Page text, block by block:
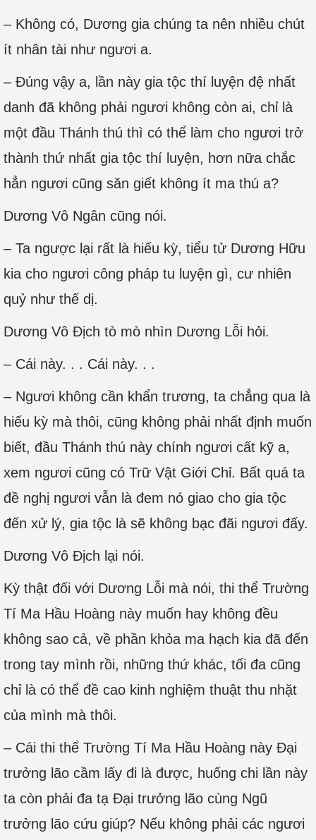
– Không có, Dương gia chúng ta nên nhiều chút
ít nhân tài như ngươi a.
– Đúng vậy a, lần này gia tộc thí luyện đệ nhất
danh đã không phải ngươi không còn ai, chỉ là
một đầu Thánh thú thì có thể làm cho ngươi trở
thành thứ nhất gia tộc thí luyện, hơn nữa chắc
hẳn ngươi cũng săn giết không ít ma thú a?
Dương Vô Ngân cũng nói.
– Ta ngược lại rất là hiếu kỳ, tiểu tử Dương Hữu
kia cho ngươi công pháp tu luyện gì, cư nhiên
quỷ như thế dị.
Dương Vô Địch tò mò nhìn Dương Lỗi hỏi.
– Cái này. . . Cái này. . .
– Ngươi không cần khẩn trương, ta chẳng qua là
hiếu kỳ mà thôi, cũng không phải nhất định muốn
biết, đầu Thánh thú này chính ngươi cất kỹ a,
xem ngươi cũng có Trữ Vật Giới Chỉ. Bất quá ta
đề nghị ngươi vẫn là đem nó giao cho gia tộc
đến xử lý, gia tộc là sẽ không bạc đãi ngươi đấy.
Dương Vô Địch lại nói.
Kỳ thật đối với Dương Lỗi mà nói, thi thể Trường
Tí Ma Hầu Hoàng này muốn hay không đều
không sao cả, về phần khỏa ma hạch kia đã đến
trong tay mình rồi, những thứ khác, tối đa cũng
chỉ là có thể đề cao kinh nghiệm thuật thu nhặt
của mình mà thôi.
– Cái thi thể Trường Tí Ma Hầu Hoàng này Đại
trưởng lão cầm lấy đi là được, huống chi lần này
ta còn phải đa tạ Đại trưởng lão cùng Ngũ
trưởng lão cứu giúp? Nếu không phải các ngươi